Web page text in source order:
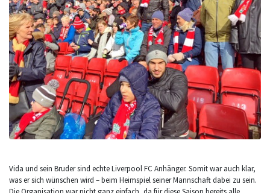
Vida und sein Bruder sind echte Liverpool FC Anhänger. Somit war auch klar,
was er sich wünschen wird – beim Heimspiel seiner Mannschaft dabei zu sein.